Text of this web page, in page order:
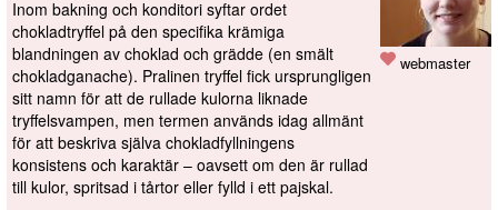
webmaster
Inom bakning och konditori syftar ordet
chokladtryffel på den specifika krämiga
blandningen av choklad och grädde (en smält
chokladganache). Pralinen tryffel fick ursprungligen
sitt namn för att de rullade kulorna liknade
tryffelsvampen, men termen används idag allmänt
för att beskriva själva chokladfyllningens
konsistens och karaktär – oavsett om den är rullad
till kulor, spritsad i tårtor eller fylld i ett pajskal.